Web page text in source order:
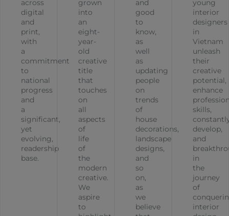
across
digital
and
print,
with
a
commitment
to
national
progress
and
a
significant,
yet
evolving,
readership
base.
grown
into
an
eight-
year-
old
creative
title
that
touches
on
all
aspects
of
life
of
the
modern
creative.
We
aspire
to
and
good
to
know,
as
well
as
updating
people
on
trends
of
house
decorations,
landscape
designs,
and
so
on,
as
we
believe
young
interior
designers
in
Vietnam
unleash
their
creative
potential,
enhance
skills,
develop,
and
in
the
journey
of
interior